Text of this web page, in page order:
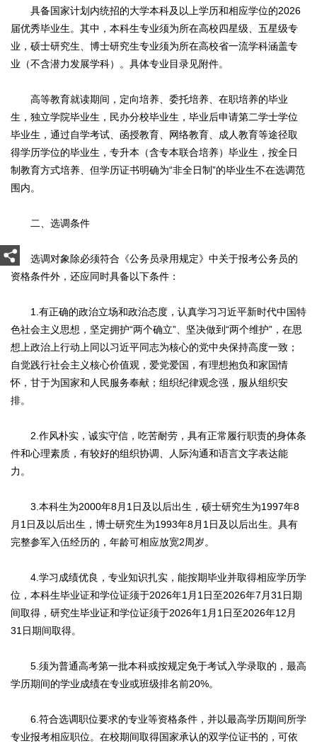
具备国家计划内统招的大学本科及以上学历和相应学位的2026
届优秀毕业生。其中，本科生专业须为所在高校四星级、五星级专
业，硕士研究生、博士研究生专业须为所在高校省一流学科涵盖专
业（不含潜力发展学科）。具体专业目录见附件。
高等教育就读期间，定向培养、委托培养、在职培养的毕业
生，独立学院毕业生，民办分校毕业生，毕业后申请第二学士学位
毕业生，通过自学考试、函授教育、网络教育、成人教育等途径取
得学历学位的毕业生，专升本（含专本联合培养）毕业生，按全日
制教育方式培养、但学历证书明确为“非全日制”的毕业生不在选调范
围内。
二、选调条件
选调对象除必须符合《公务员录用规定》中关于报考公务员的
资格条件外，还应同时具备以下条件：
1.有正确的政治立场和政治态度，认真学习习近平新时代中国特
色社会主义思想，坚定拥护“两个确立”、坚决做到“两个维护”，在思
想上政治上行动上同以习近平同志为核心的党中央保持高度一致；
自觉践行社会主义核心价值观，爱党爱国，有理想抱负和家国情
怀，甘于为国家和人民服务奉献；组织纪律观念强，服从组织安
排。
2.作风朴实，诚实守信，吃苦耐劳，具有正常履行职责的身体条
件和心理素质，有较好的组织协调、人际沟通和语言文字表达能
力。
3.本科生为2000年8月1日及以后出生，硕士研究生为1997年8
月1日及以后出生，博士研究生为1993年8月1日及以后出生。具有
完整参军入伍经历的，年龄可相应放宽2周岁。
4.学习成绩优良，专业知识扎实，能按期毕业并取得相应学历学
位，本科生毕业证和学位证须于2026年1月1日至2026年7月31日期
间取得，研究生毕业证和学位证须于2026年1月1日至2026年12月
31日期间取得。
5.须为普通高考第一批本科或按规定免于考试入学录取的，最高
学历期间的学业成绩在专业或班级排名前20%。
6.符合选调职位要求的专业等资格条件，并以最高学历期间所学
专业报考相应职位。在校期间取得国家承认的双学位证书的，可依